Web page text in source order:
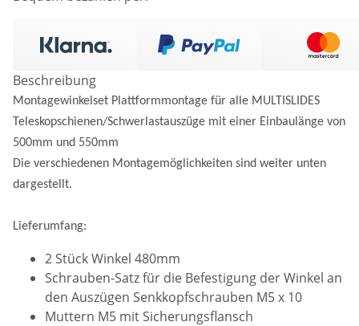
Beschreibung
Montagewinkelset Plattformmontage für alle MULTISLIDES
Teleskopschienen/Schwerlastauszüge mit einer Einbaulänge von
500mm und 550mm
Die verschiedenen Montagemöglichkeiten sind weiter unten
dargestellt.
Lieferumfang:
2 Stück Winkel 480mm
Schrauben-Satz für die Befestigung der Winkel an
den Auszügen Senkkopfschrauben M5 x 10
Muttern M5 mit Sicherungsflansch